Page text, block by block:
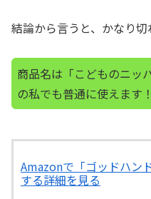
結論から言うと、かなり切
商品名は「こどものニッ
の私でも普通に使えます！
Amazonで「ゴッドハン
する詳細を見る